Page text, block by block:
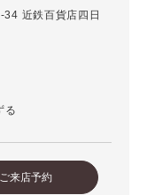
近鉄百貨店四日
る
ご来店予約